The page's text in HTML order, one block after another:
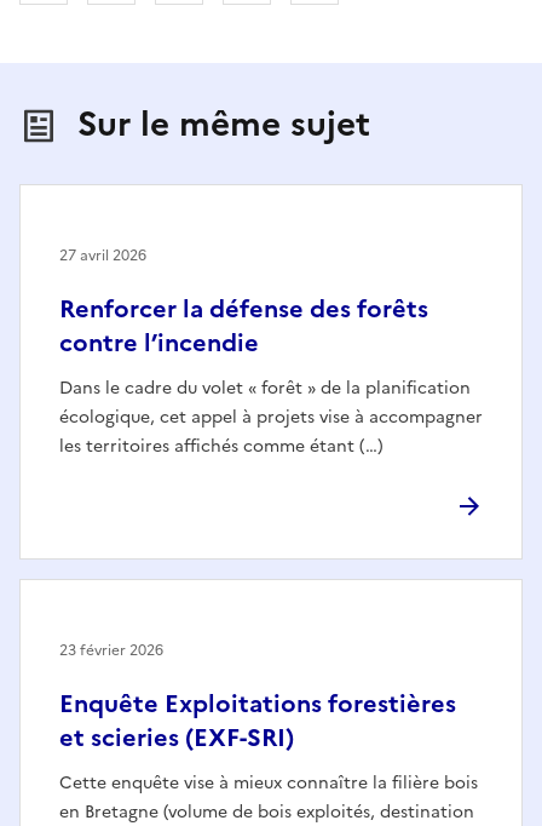
Sur le même sujet
Renforcer la défense des forêts
contre l’incendie
Dans le cadre du volet « forêt » de la planification
écologique, cet appel à projets vise à accompagner
les territoires affichés comme étant (…)
27 avril 2026
Enquête Exploitations forestières
et scieries (EXF-SRI)
Cette enquête vise à mieux connaître la filière bois
en Bretagne (volume de bois exploités, destination
23 février 2026